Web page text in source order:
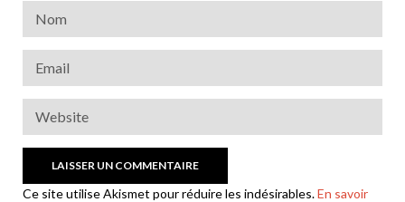
Ce site utilise Akismet pour réduire les indésirables.En savoir